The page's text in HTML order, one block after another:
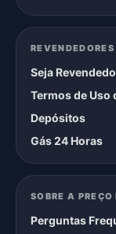
REVENDEDORES
Seja
Termos de Uso
Depósitos
Gás 24 Horas
SOBRE A PREÇO
Perguntas